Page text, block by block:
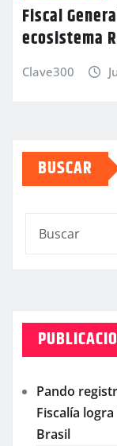
Fiscal
ecosistema
Clave300
BUSCAR
Pando
Fiscalía
Brasil